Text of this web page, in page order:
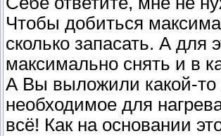
Чтобы добиться
сколько запасать. А для
максимально снять и в
А Вы выложили какой-то
необходимое для
всё! Как на основании